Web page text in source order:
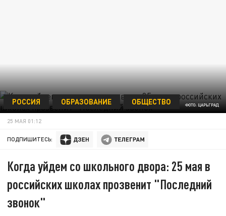
ФОТО: ЦАРЬГРАД
РОССИЯ ОБРАЗОВАНИЕ ОБЩЕСТВО
25 МАЯ 01:12
ПОДПИШИТЕСЬ:
Когда уйдем со школьного двора: 25 мая в
российских школах прозвенит "Последний
звонок"